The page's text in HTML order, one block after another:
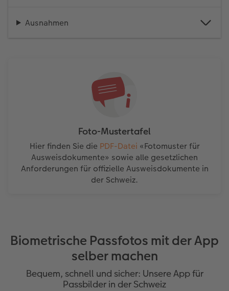
Ausnahmen
Foto-Mustertafel
Hier finden Sie die PDF-Datei «Fotomuster für
Ausweisdokumente» sowie alle gesetzlichen
Anforderungen für offizielle Ausweisdokumente in
der Schweiz.
Biometrische Passfotos mit der App
selber machen
Bequem, schnell und sicher: Unsere App für
Passbilder in der Schweiz